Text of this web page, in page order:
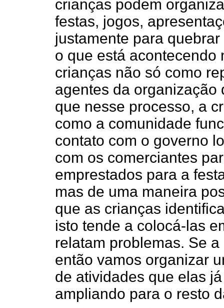
crianças podem
festas, jogos,
justamente para
o que está acontecendo
crianças não só como
agentes da organização
que nesse processo, a
como a comunidade
contato com o governo
com os comerciantes
emprestados para a
mas de uma maneira
que as crianças
isto tende a colocá-las
relatam problemas. Se
então vamos organizar
de atividades que elas
ampliando para o resto